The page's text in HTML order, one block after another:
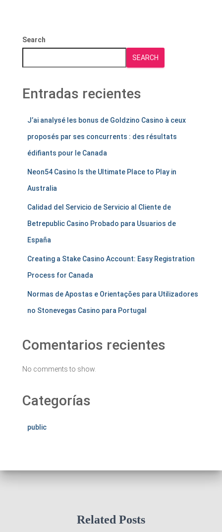
Search
SEARCH
Entradas recientes
J’ai analysé les bonus de Goldzino Casino à ceux
proposés par ses concurrents : des résultats
édifiants pour le Canada
Neon54 Casino Is the Ultimate Place to Play in
Australia
Calidad del Servicio de Servicio al Cliente de
Betrepublic Casino Probado para Usuarios de
España
Creating a Stake Casino Account: Easy Registration
Process for Canada
Normas de Apostas e Orientações para Utilizadores
no Stonevegas Casino para Portugal
Comentarios recientes
No comments to show.
Categorías
public
Related Posts